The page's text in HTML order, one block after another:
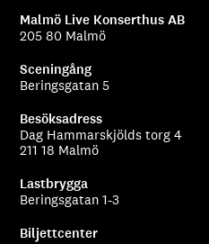
Malmö Live Konserthus AB
205 80 Malmö
Sceningång
Beringsgatan 5
Besöksadress
Dag Hammarskjölds torg 4
211 18 Malmö
Lastbrygga
Beringsgatan 1-3
Biljettcenter